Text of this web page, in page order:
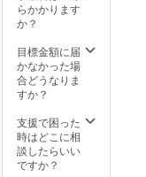
to 4 people) I do
not own a car,
so please either
come by car or
arrange a taxi.
(Expenses for
car or taxi
including mine
will be your
responsibility.)
able to
successfully
Azumino
myself. I will
use my
experience to
much as I can.
✱ Valid until the
end of August
2026 If desired,
掲載を取りやめ
る場合がありま
も返金はいたし
かねますので予
めご了承下さ
い。 ・We will
names of
supporters,
company logos,
and
らかかります
か？
目標金額に届
かなかった場
合どうなりま
すか？
支援で困った
時はどこに相
談したらいい
ですか？